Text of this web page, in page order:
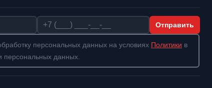
Телефон Отправить
персональных данных на условиях Политики в
персональных данных.